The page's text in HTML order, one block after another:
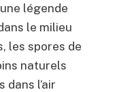
légende
le milieu
les spores de
naturels
l’air